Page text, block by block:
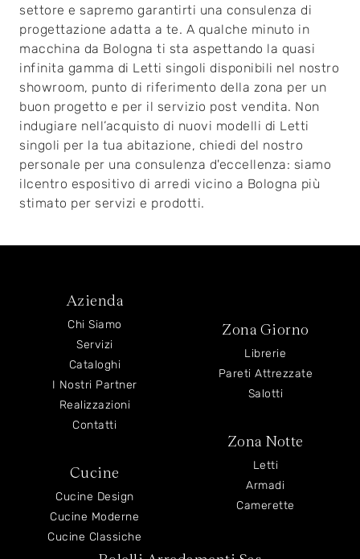
settore e sapremo garantirti una consulenza di
progettazione adatta a te. A qualche minuto in
macchina da Bologna ti sta aspettando la quasi
infinita gamma di Letti singoli disponibili nel nostro
showroom, punto di riferimento della zona per un
buon progetto e per il servizio post vendita. Non
indugiare nell’acquisto di nuovi modelli di Letti
singoli per la tua abitazione, chiedi del nostro
personale per una consulenza d'eccellenza: siamo
ilcentro espositivo di arredi vicino a Bologna più
stimato per servizi e prodotti.
Azienda
Chi Siamo
Servizi
Cataloghi
I Nostri Partner
Realizzazioni
Contatti
Cucine
Cucine Design
Cucine Moderne
Cucine Classiche
Zona Giorno
Librerie
Pareti Attrezzate
Salotti
Zona Notte
Letti
Armadi
Camerette